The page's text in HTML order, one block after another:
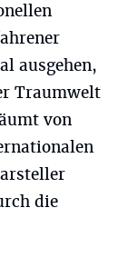
ausgehen,
Traumwelt
von
die